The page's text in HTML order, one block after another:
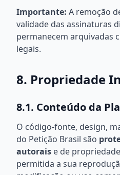
Importante: A remoção
validade das assinaturas
permanecem arquivadas
legais.
8. Propriedade
8.1. Conteúdo da
O código-fonte, design,
do Petição Brasil são
autorais e de
permitida a sua